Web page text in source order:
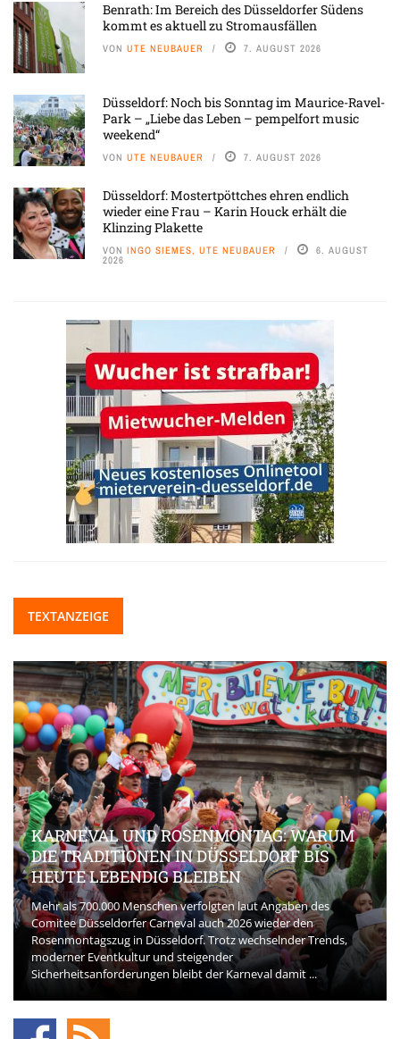
Benrath: Im Bereich des Düsseldorfer Südens
kommt es aktuell zu Stromausfällen
VON UTE NEUBAUER 7. AUGUST 2026
Düsseldorf: Noch bis Sonntag im Maurice-Ravel-
Park – „Liebe das Leben – pempelfort music
weekend“
VON UTE NEUBAUER 7. AUGUST 2026
Düsseldorf: Mostertpöttches ehren endlich
wieder eine Frau – Karin Houck erhält die
Klinzing Plakette
VON INGO SIEMES, UTE NEUBAUER 6. AUGUST
2026
TEXTANZEIGE
KARNEVAL UND ROSENMONTAG: WARUM
DIE TRADITIONEN IN DÜSSELDORF BIS
HEUTE LEBENDIG BLEIBEN
Mehr als 700.000 Menschen verfolgten laut Angaben des
Comitee Düsseldorfer Carneval auch 2026 wieder den
Rosenmontagszug in Düsseldorf. Trotz wechselnder Trends,
moderner Eventkultur und steigender
Sicherheitsanforderungen bleibt der Karneval damit ...